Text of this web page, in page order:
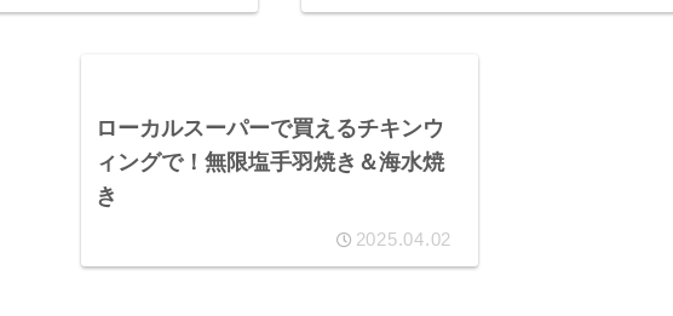
ローカルスーパーで買えるチキンウ
ィングで！無限塩手羽焼き＆海水焼
き
2025.04.02